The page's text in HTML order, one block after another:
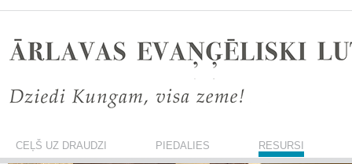
CEĻŠ UZ DRAUDZI PIEDALIES RESURSI